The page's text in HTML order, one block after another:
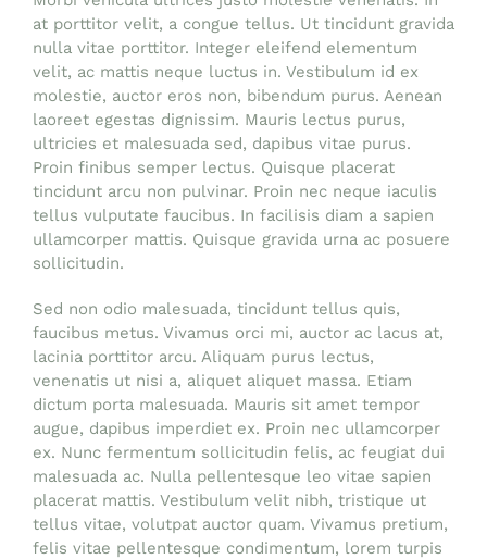
at porttitor velit, a congue tellus. Ut tincidunt gravida
nulla vitae porttitor. Integer eleifend elementum
velit, ac mattis neque luctus in. Vestibulum id ex
molestie, auctor eros non, bibendum purus. Aenean
laoreet egestas dignissim. Mauris lectus purus,
ultricies et malesuada sed, dapibus vitae purus.
Proin finibus semper lectus. Quisque placerat
tincidunt arcu non pulvinar. Proin nec neque iaculis
tellus vulputate faucibus. In facilisis diam a sapien
ullamcorper mattis. Quisque gravida urna ac posuere
sollicitudin.
Sed non odio malesuada, tincidunt tellus quis,
faucibus metus. Vivamus orci mi, auctor ac lacus at,
lacinia porttitor arcu. Aliquam purus lectus,
venenatis ut nisi a, aliquet aliquet massa. Etiam
dictum porta malesuada. Mauris sit amet tempor
augue, dapibus imperdiet ex. Proin nec ullamcorper
ex. Nunc fermentum sollicitudin felis, ac feugiat dui
malesuada ac. Nulla pellentesque leo vitae sapien
placerat mattis. Vestibulum velit nibh, tristique ut
tellus vitae, volutpat auctor quam. Vivamus pretium,
felis vitae pellentesque condimentum, lorem turpis